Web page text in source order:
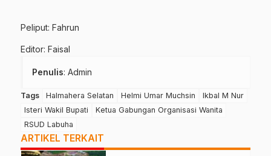
Peliput: Fahrun
Editor: Faisal
Penulis: Admin
Tags Halmahera Selatan Helmi Umar Muchsin
Ikbal M Nur
Isteri Wakil Bupati
Ketua Gabungan Organisasi Wanita
RSUD Labuha
ARTIKEL TERKAIT